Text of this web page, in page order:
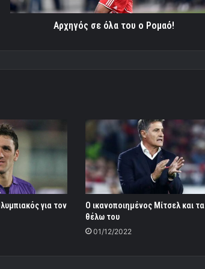
Αρχηγός σε όλα του ο Ρομαό!
για τον
Ο ικανοποιημένος Μίτσελ και τα
θέλω του
01/12/2022